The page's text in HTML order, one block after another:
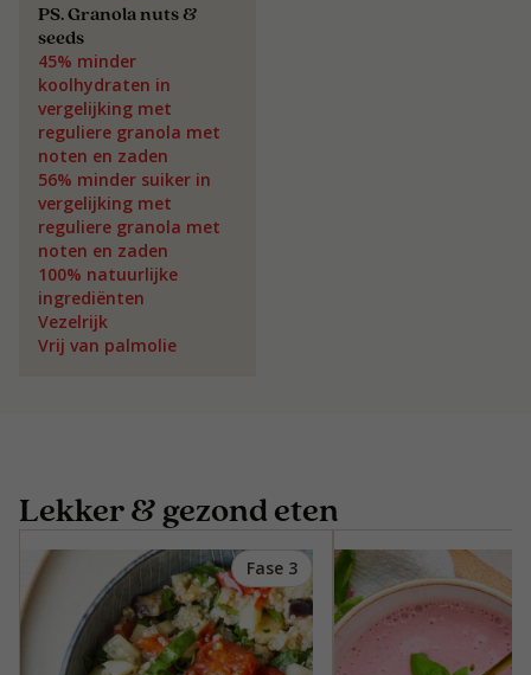
PS. Granola nuts &
seeds
45% minder
koolhydraten in
vergelijking met
reguliere granola met
noten en zaden
56% minder suiker in
vergelijking met
reguliere granola met
noten en zaden
100% natuurlijke
ingrediënten
Vezelrijk
Vrij van palmolie
Lekker & gezond eten
Fase 3